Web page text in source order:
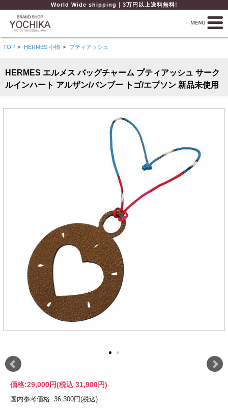
World Wide shipping｜3万円以上送料無料!
TOP > HERMES 小物 > プティアッシュ
HERMES エルメス バッグチャーム プティアッシュ サーク
ルインハート アルザン/バンブー トゴ/エプソン 新品未使用
価格:29,000円(税込 31,900円)
国内参考価格: 36,300円(税込)